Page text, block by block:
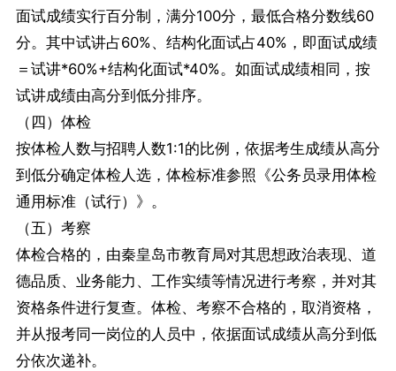
面试成绩实行百分制，满分100分，最低合格分数线60
分。其中试讲占60%、结构化面试占40%，即面试成绩
＝试讲*60%+结构化面试*40%。如面试成绩相同，按
试讲成绩由高分到低分排序。
（四）体检
按体检人数与招聘人数1:1的比例，依据考生成绩从高分
到低分确定体检人选，体检标准参照《公务员录用体检
通用标准（试行）》。
（五）考察
体检合格的，由秦皇岛市教育局对其思想政治表现、道
德品质、业务能力、工作实绩等情况进行考察，并对其
资格条件进行复查。体检、考察不合格的，取消资格，
并从报考同一岗位的人员中，依据面试成绩从高分到低
分依次递补。